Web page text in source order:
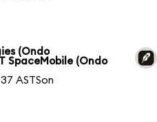
(Ondo
SpaceMobile (Ondo
ASTSon